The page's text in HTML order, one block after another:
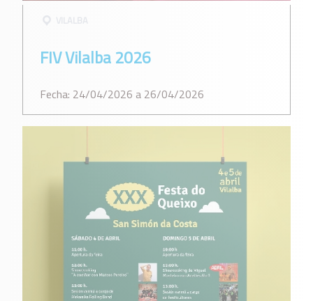
FIV Vilalba 2026
Fecha: 24/04/2026 a 26/04/2026